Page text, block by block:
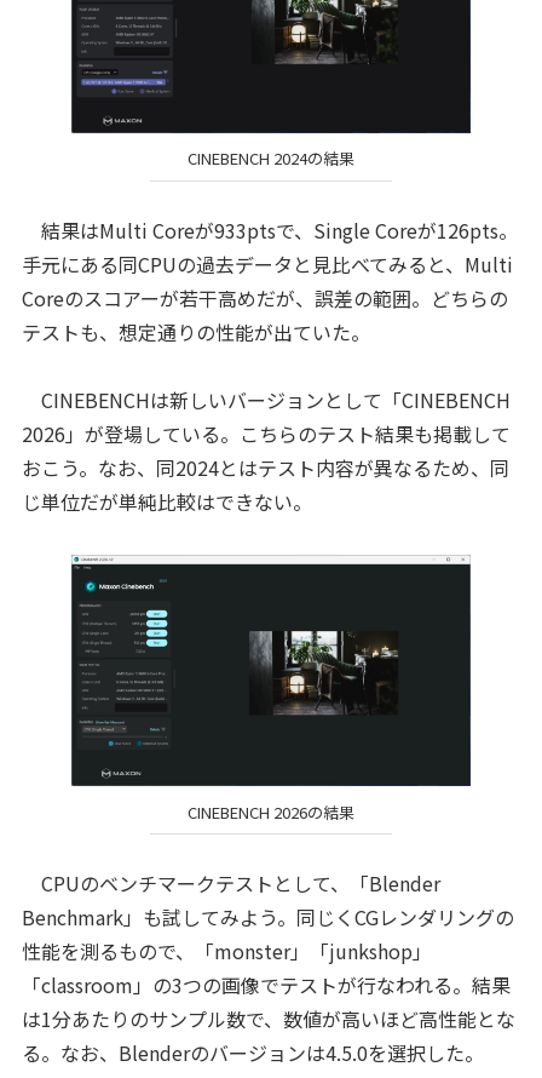
CINEBENCH 2024の結果
結果はMulti Coreが933ptsで、Single Coreが126pts。
手元にある同CPUの過去データと見比べてみると、Multi
Coreのスコアーが若干高めだが、誤差の範囲。どちらの
テストも、想定通りの性能が出ていた。
CINEBENCHは新しいバージョンとして「CINEBENCH
2026」が登場している。こちらのテスト結果も掲載して
おこう。なお、同2024とはテスト内容が異なるため、同
じ単位だが単純比較はできない。
CINEBENCH 2026の結果
CPUのベンチマークテストとして、「Blender
Benchmark」も試してみよう。同じくCGレンダリングの
性能を測るもので、「monster」「junkshop」
「classroom」の3つの画像でテストが行なわれる。結果
は1分あたりのサンプル数で、数値が高いほど高性能とな
る。なお、Blenderのバージョンは4.5.0を選択した。